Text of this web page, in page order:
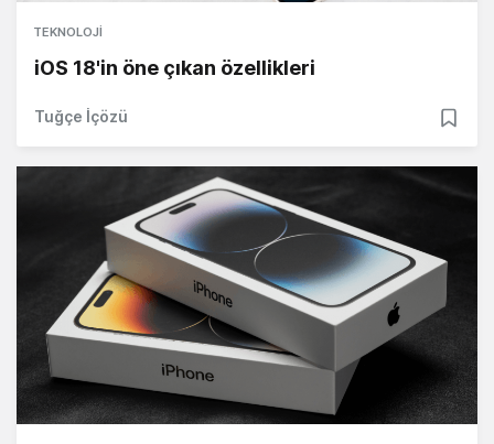
TEKNOLOJI
iOS 18'in öne çıkan özellikleri
Tuğçe İçözü